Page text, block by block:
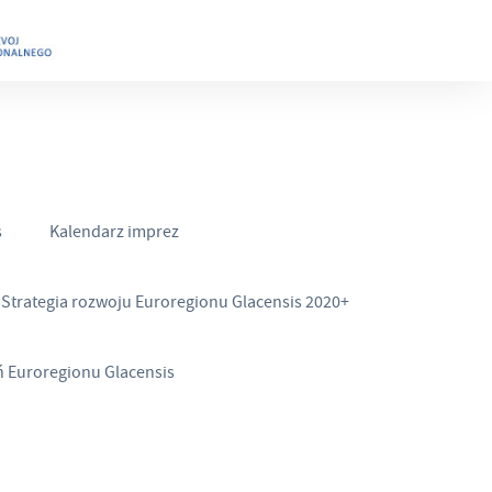
Kalendarz imprez
Strategia rozwoju Euroregionu Glacensis 2020+
Euroregionu Glacensis